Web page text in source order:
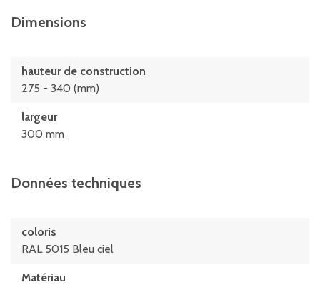
Dimensions
hauteur de construction
275 - 340 (mm)
largeur
300 mm
Données techniques
coloris
RAL 5015 Bleu ciel
Matériau